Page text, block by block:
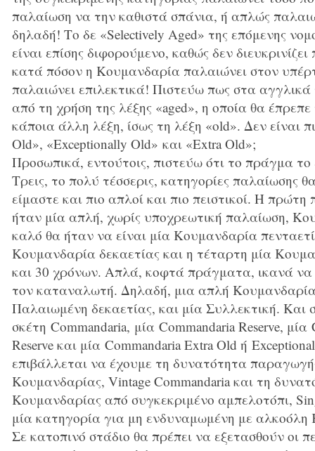
παλαίωση να την καθιστά σπάνια, ή απλώς
δηλαδή! Το δε «Selectively Aged» της επόμενης
είναι επίσης διφορούμενο, καθώς δεν
κατά πόσον η Κουμανδαρία παλαιώνει στον
παλαιώνει επιλεκτικά! Πιστεύω πως στα
από τη χρήση της λέξης «aged», η οποία θα
κάποια άλλη λέξη, ίσως τη λέξη «old». Δεν είναι
Old», «Exceptionally Old» και «Extra Old»;
Προσωπικά, εντούτοις, πιστεύω ότι το πράγμα το
Τρεις, το πολύ τέσσερις, κατηγορίες παλαίωσης
είμαστε και πιο απλοί και πιο πειστικοί. Η
ήταν μία απλή, χωρίς υποχρεωτική παλαίωση,
καλό θα ήταν να είναι μία Κουμανδαρία
Κουμανδαρία δεκαετίας και η τέταρτη μία
και 30 χρόνων. Απλά, κοφτά πράγματα, ικανά να
τον καταναλωτή. Δηλαδή, μια απλή
Παλαιωμένη δεκαετίας, και μία Συλλεκτική. Και
σκέτη Commandaria, μία Commandaria Reserve, μία
Reserve και μία Commandaria Extra Old ή
επιβάλλεται να έχουμε τη δυνατότητα
Κουμανδαρίας, Vintage Commandaria και τη
Κουμανδαρίας από συγκεκριμένο αμπελοτόπι,
μία κατηγορία για μη ενδυναμωμένη με
Σε κατοπινό στάδιο θα πρέπει να εξετασθούν οι